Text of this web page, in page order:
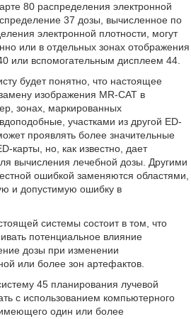
80 распределения электронной
37 дозы, вычисленное по
электронной плотности, могут
или в отдельных зонах отображения
или вспомогательным дисплеем 44.
будет понятно, что настоящее
изображения MR-CAT в
зонах, маркированных
участками из другой ED-
проявлять более значительные
карты, но, как известно, дает
вычисления лечебной дозы. Другими
ошибкой заменяются областями,
и допустимую ошибку в
системы состоит в том, что
потенциальное влияние
дозы при изменении
или более зон артефактов.
45 планирования лучевой
с использованием компьютерного
один или более